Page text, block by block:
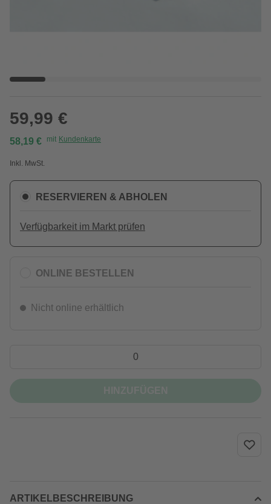
59,99 €
58,19 € mit Kundenkarte
Inkl. MwSt.
RESERVIEREN & ABHOLEN
Verfügbarkeit im Markt prüfen
ONLINE BESTELLEN
Nicht online erhältlich
ARTIKELBESCHREIBUNG